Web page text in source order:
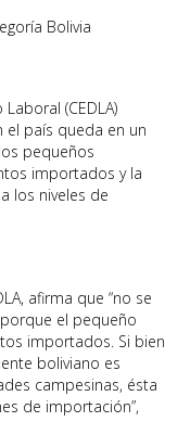
Bolivia
(CEDLA)
el país queda en un
pequeños
importados y la
los niveles de
afirma que “no se
el pequeño
importados. Si bien
boliviano es
campesinas, ésta
de importación”,